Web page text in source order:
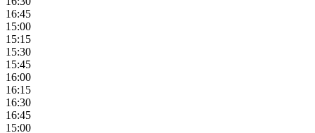
16:45
15:00
15:15
15:30
15:45
16:00
16:15
16:30
16:45
15:00